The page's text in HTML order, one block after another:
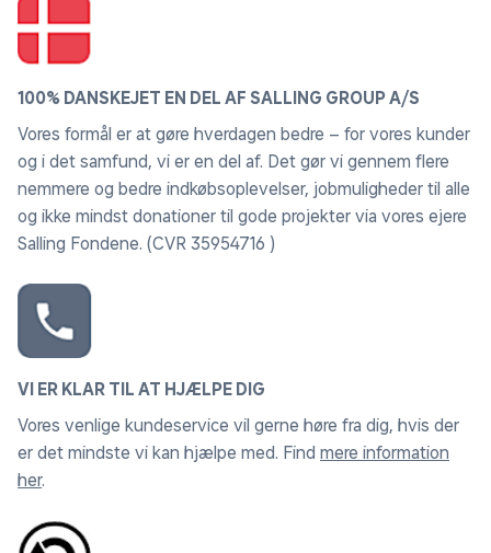
100% DANSKEJET EN DEL AF SALLING GROUP A/S
Vores formål er at gøre hverdagen bedre – for vores kunder
og i det samfund, vi er en del af. Det gør vi gennem flere
nemmere og bedre indkøbsoplevelser, jobmuligheder til alle
og ikke mindst donationer til gode projekter via vores ejere
Salling Fondene. (CVR 35954716 )
VI ER KLAR TIL AT HJÆLPE DIG
Vores venlige kundeservice vil gerne høre fra dig, hvis der
er det mindste vi kan hjælpe med. Find mere information
her.